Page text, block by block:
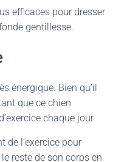
efficaces pour dresser
gentillesse.
énergique. Bien qu’il
que ce chien
chaque jour.
de l’exercice pour
reste de son corps en